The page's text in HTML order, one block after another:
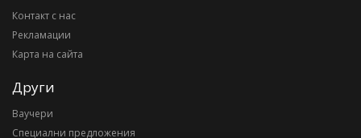
Контакт с нас
Рекламации
Карта на сайта
Други
Ваучери
Специални предложения